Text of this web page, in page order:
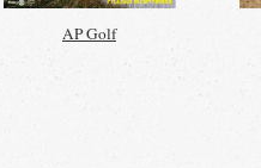
AP Golf